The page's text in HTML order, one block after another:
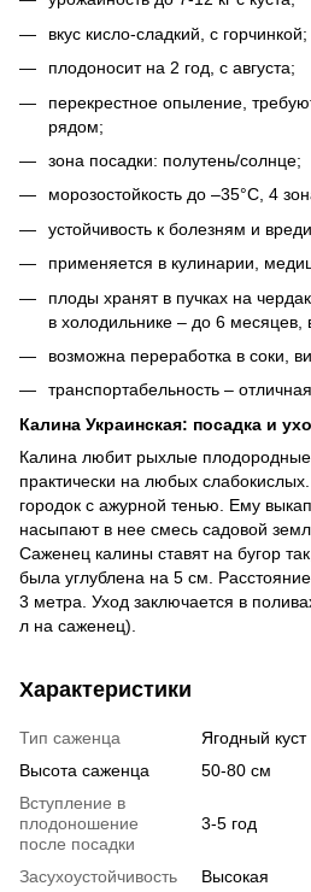
вкус кисло-сладкий, с горчинкой;
плодоносит на 2 год, с августа;
перекрестное опыление,
рядом;
зона посадки: полутень/солнце;
морозостойкость до –35°С, 4
устойчивость к болезням и
применяется в кулинарии,
плоды хранят в пучках на
в холодильнике – до 6 месяцев,
возможна переработка в соки,
транспортабельность –
Калина Украинская: посадка и
Калина любит рыхлые
практически на любых
городок с ажурной тенью. Ему
насыпают в нее смесь садовой
Саженец калины ставят на бугор
была углублена на 5 см.
3 метра. Уход заключается в
л на саженец).
Характеристики
Тип саженца
Ягодный куст
Высота саженца
50-80 см
Вступление в
плодоношение
после посадки
3-5 год
Засухоустойчивость
Высокая